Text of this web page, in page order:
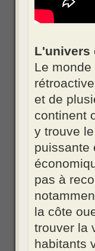
L'univers
Le
et de
continent
y trouve
puissante
pas à
la côte
trouver la
habitants